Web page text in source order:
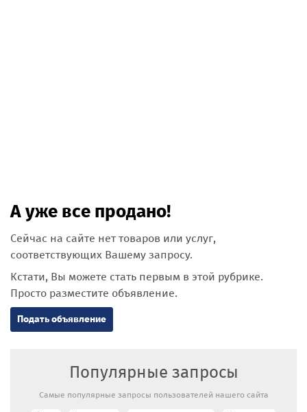
А уже все продано!
Сейчас на сайте нет товаров или услуг,
соответствующих Вашему запросу.
Кстати, Вы можете стать первым в этой рубрике.
Просто разместите объявление.
Подать объявление
Популярные запросы
Самые популярные запросы пользователей нашего сайта